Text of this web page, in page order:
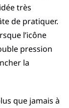
très
de pratiquer.
l’icône
pression
la
que jamais à